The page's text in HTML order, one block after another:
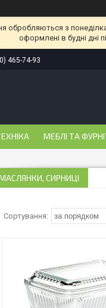
обробляються з
оформлені в будні дні
465-74-93
МЕБЛІ ТА
СИРНИЦІ